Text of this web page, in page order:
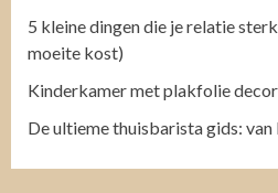
5 kleine dingen die je relatie
moeite kost)
Kinderkamer met plakfolie
De ultieme thuisbarista gids: